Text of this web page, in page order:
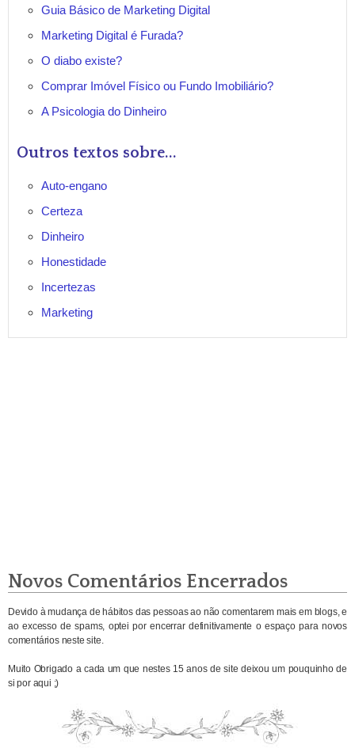
Guia Básico de Marketing Digital
Marketing Digital é Furada?
O diabo existe?
Comprar Imóvel Físico ou Fundo Imobiliário?
A Psicologia do Dinheiro
Outros textos sobre...
Auto-engano
Certeza
Dinheiro
Honestidade
Incertezas
Marketing
Novos Comentários Encerrados
Devido à mudança de hábitos das pessoas ao não comentarem mais em blogs, e
ao excesso de spams, optei por encerrar definitivamente o espaço para novos
comentários neste site.
Muito Obrigado a cada um que nestes 15 anos de site deixou um pouquinho de
si por aqui ;)